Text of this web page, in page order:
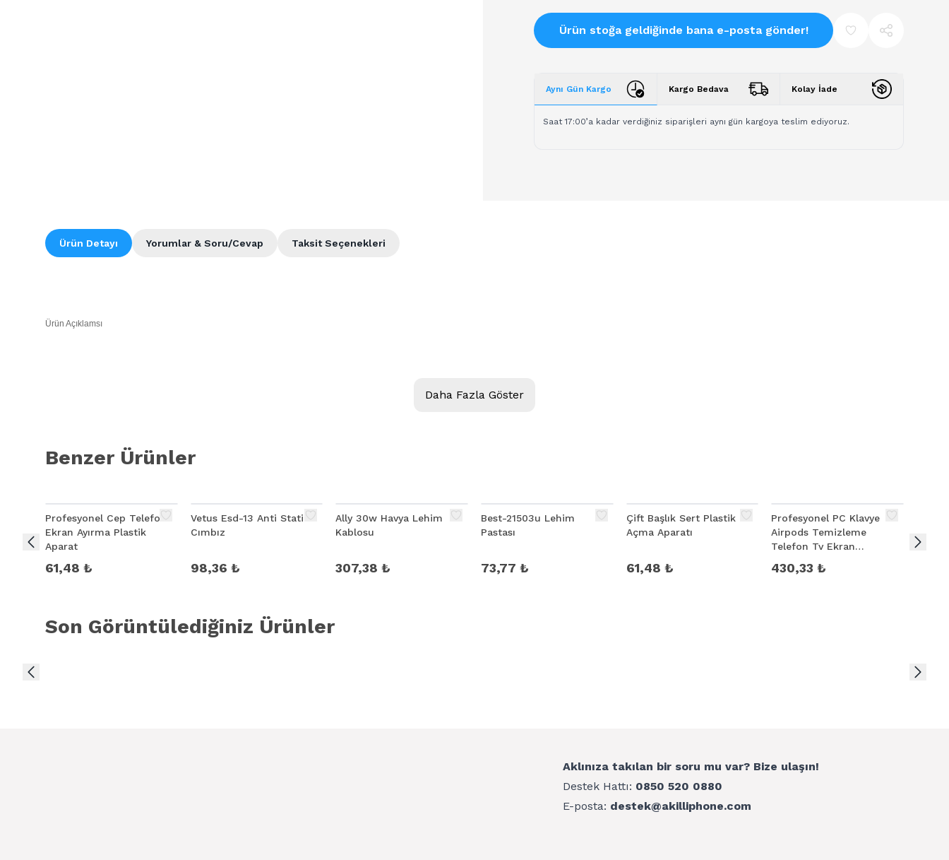
Ürün stoğa geldiğinde bana e-posta gönder!
Aynı Gün Kargo Kargo Bedava Kolay İade
Saat 17:00’a kadar verdiğiniz siparişleri aynı gün kargoya teslim ediyoruz.
Ürün Detayı Taksit Seçenekleri
Yorumlar & Soru/Cevap
Ürün Açıklamsı
Ürün Açıklamsı
ALLY 40W HAVYA LEHİM KABLOSU
Daha Fazla Göster
Benzer Ürünler
Profesyonel Cep Telefonu
Ekran Ayırma Plastik
Aparat
61,48 ₺
Vetus Esd-13 Anti Statik
Cımbız
98,36 ₺
Ally 30w Havya Lehim
Kablosu
307,38 ₺
Best-21503u Lehim
Pastası
73,77 ₺
Çift Başlık Sert Plastik
Açma Aparatı
61,48 ₺
Profesyonel PC Klavye
Airpods Temizleme
Telefon Tv Ekran
430,33 ₺
Son Görüntülediğiniz Ürünler
Aklınıza takılan bir soru mu var? Bize ulaşın!
Destek Hattı: 0850 520 0880
E-posta: destek@akilliphone.com